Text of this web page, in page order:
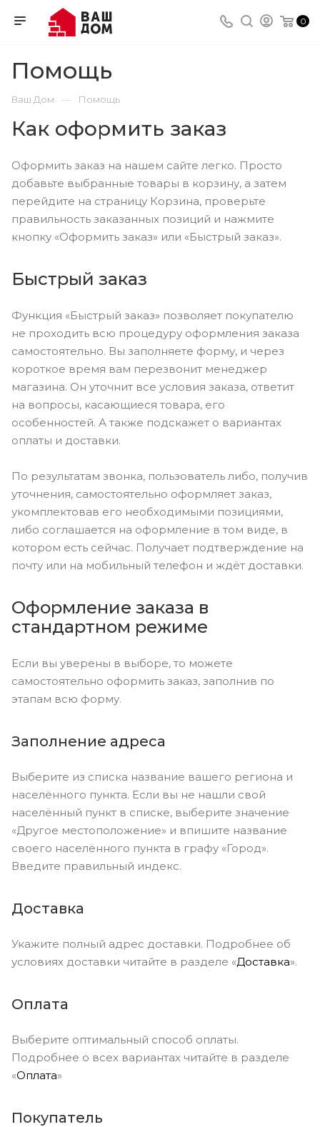
0
Помощь
Ваш Дом — Помощь
Как оформить заказ
Оформить заказ на нашем сайте легко. Просто
добавьте выбранные товары в корзину, а затем
перейдите на страницу Корзина, проверьте
правильность заказанных позиций и нажмите
кнопку «Оформить заказ» или «Быстрый заказ».
Быстрый заказ
Функция «Быстрый заказ» позволяет покупателю
не проходить всю процедуру оформления заказа
самостоятельно. Вы заполняете форму, и через
короткое время вам перезвонит менеджер
магазина. Он уточнит все условия заказа, ответит
на вопросы, касающиеся товара, его
особенностей. А также подскажет о вариантах
оплаты и доставки.
По результатам звонка, пользователь либо, получив
уточнения, самостоятельно оформляет заказ,
укомплектовав его необходимыми позициями,
либо соглашается на оформление в том виде, в
котором есть сейчас. Получает подтверждение на
почту или на мобильный телефон и ждёт доставки.
Оформление заказа в
стандартном режиме
Если вы уверены в выборе, то можете
самостоятельно оформить заказ, заполнив по
этапам всю форму.
Заполнение адреса
Выберите из списка название вашего региона и
населённого пункта. Если вы не нашли свой
населённый пункт в списке, выберите значение
«Другое местоположение» и впишите название
своего населённого пункта в графу «Город».
Введите правильный индекс.
Доставка
Укажите полный адрес доставки. Подробнее об
условиях доставки читайте в разделе «Доставка».
Оплата
Выберите оптимальный способ оплаты.
Подробнее о всех вариантах читайте в разделе
«Оплата»
Покупатель